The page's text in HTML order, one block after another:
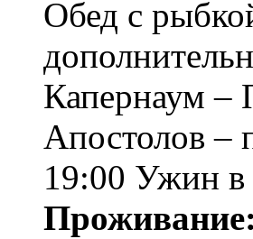
Обед с
Капернаум –
Апостолов –
19:00 Ужин в
Проживание: